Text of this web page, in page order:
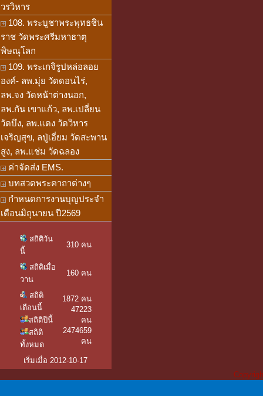
วรวิหาร
108. พระบูชาพระพุทธชิน
ราช วัดพระศรีมหาธาตุ
พิษณุโลก
109. พระเกจิรูปหล่อลอย
องค์- ลพ.มุ่ย วัดดอนไร่,
ลพ.จง วัดหน้าต่างนอก,
ลพ.กัน เขาแก้ว, ลพ.เปลี่ยน
วัดบึง, ลพ.แดง วัดวิหาร
เจริญสุข, ลปู่เอี่ยม วัดสะพาน
สูง, ลพ.แช่ม วัดฉลอง
ค่าจัดส่ง EMS.
บทสวดพระคาถาต่างๆ
กำหนดการงานบุญประจำ
เดือนมิถุนายน ปี2569
สถิติวัน
นี้
310 คน
สถิติเมื่อ
วาน
160 คน
สถิติ
เดือนนี้
สถิติปีนี้
สถิติ
ทั้งหมด
1872 คน
47223
คน
2474659
คน
เริ่มเมื่อ 2012-10-17